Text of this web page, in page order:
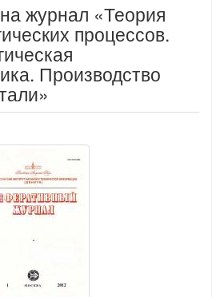
журнал «Теория
процессов.
Производство